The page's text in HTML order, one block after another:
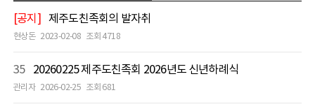
[공지] 제주도친족회의 발자취
현상돈 2023-02-08 조회 4718
35 20260225 제주도친족회 2026년도 신년하례식
관리자 2026-02-25 조회 681